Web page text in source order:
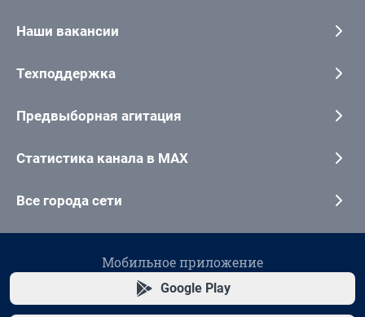
Наши вакансии
Техподдержка
Предвыборная агитация
Статистика канала в MAX
Все города сети
Мобильное приложение
Google Play